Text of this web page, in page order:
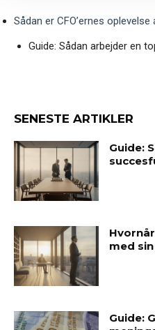
Sådan er CFO’ernes
Guide: Sådan arbejder en
SENESTE ARTIKLER
Guide:
med
Guide: